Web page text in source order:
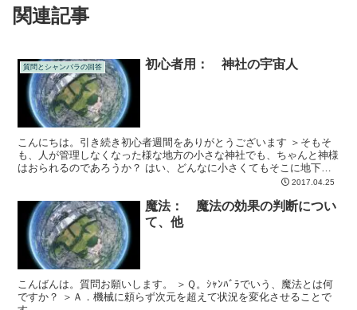
関連記事
質問とシャンバラの回答 初心者用： 神社の宇宙人
こんにちは。引き続き初心者週間をありがとうございます ＞そもそ
も、人が管理しなくなった様な地方の小さな神社でも、ちゃんと神様
はおられるのであろうか？ はい、どんなに小さくてもそこに地下エ
2017.04.25
魔法： 魔法の効果の判断につい
て、他
こんばんは。質問お願いします。 ＞Ｑ。ｼｬﾝﾊﾞﾗでいう、魔法とは何
ですか？ ＞Ａ．機械に頼らず次元を超えて状況を変化させることで